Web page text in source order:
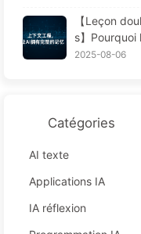
à
【Leçon
s】
ar les
2025-08-06
Catégories
AI texte
Applications IA
IA réflexion